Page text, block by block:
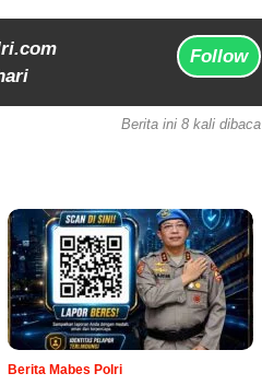
Follow
Berita ini 8 kali dibaca
Berita Mabes Polri